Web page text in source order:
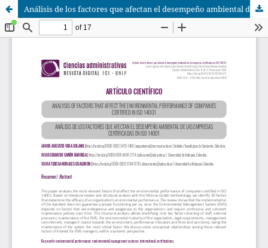
Análisis de los factores que afectan el desempeño ambiental de las empresas certificadas en ISO 14001